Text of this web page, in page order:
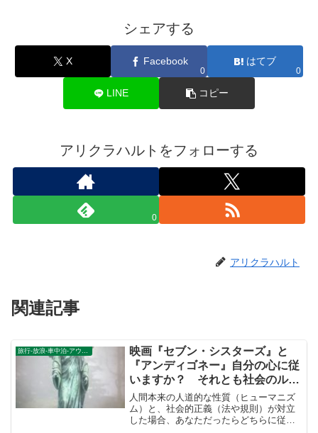
シェアする
X Facebook
0
はてブ
0
LINE コピー
アリクラハルトをフォローする
0
アリクラハルト
関連記事
旅行-放浪-車中泊-アウトドア
映画『セブン・シスターズ』と
『アンディゴネー』自分の心に従
いますか？ それとも社会のルー
ルに従いますか？
人間本来の人道的な性質（ヒューマニズ
ム）と、社会的正義（法や規則）が対立
した場合、あなただったらどちらに従い